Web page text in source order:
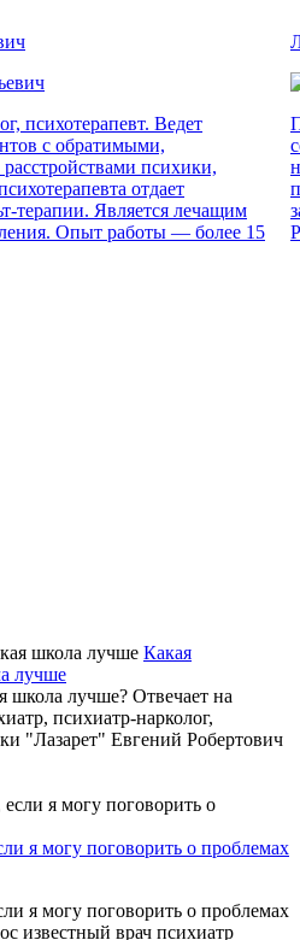
психотерапевт. Ведет
с обратимыми,
психики,
отдает
терапии. Является лечащим
Опыт работы — более 15
Какая
лучше
школа лучше? Отвечает на
психиатр-нарколог,
"Лазарет" Евгений Робертович
я могу поговорить о проблемах
я могу поговорить о проблемах
известный врач психиатр